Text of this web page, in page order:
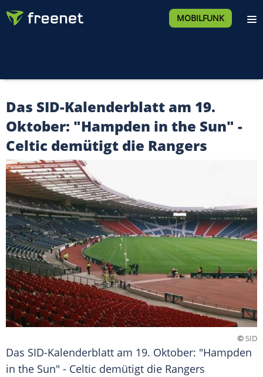
MOBILFUNK
Das SID-Kalenderblatt am 19.
Oktober: "Hampden in the Sun" -
Celtic demütigt die Rangers
©SID
Das SID-Kalenderblatt am 19. Oktober: "Hampden
in the Sun" - Celtic demütigt die Rangers